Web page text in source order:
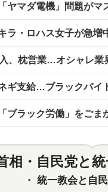
ヤマダ電機」問題がマ
ラ・ロハス女子が急増
、枕営業…オシャレ業
ギ支給…ブラックバイ
ブラック労働」をごま
相・自民党と
・ 統一教会と自民党の関係